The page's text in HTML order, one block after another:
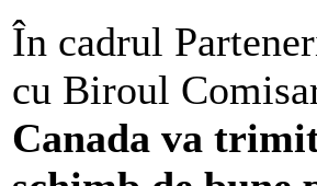
În cadrul
cu Biroul
Canada va